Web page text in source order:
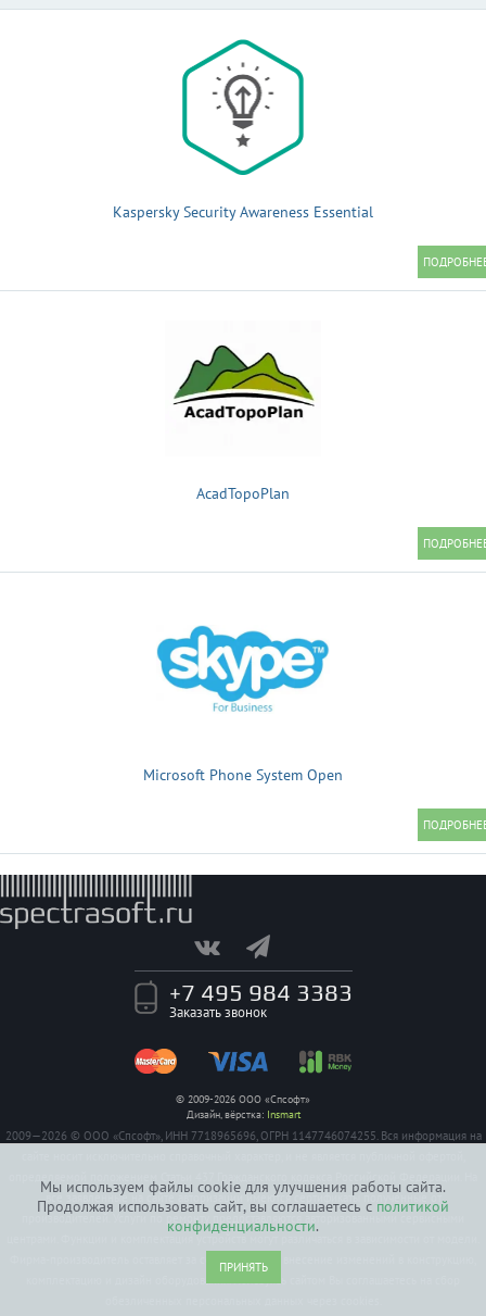
Мы используем файлы cookie для улучшения работы сайта.
Продолжая использовать сайт, вы соглашаетесь с политикой
конфиденциальности.
ПРИНЯТЬ
Kaspersky Security Awareness Essential
AcadTopoPlan
Microsoft Phone System Open
+7 495 984 3383
Заказать звонок
© 2009-2026 ООО «Спсофт»
Дизайн, вёрстка: Insmart
2009—2026 © ООО «Спсофт», ИНН 7718965696, ОГРН 1147746074255. Вся информация на
определяемой положением Статьи 437 Гражданского кодекса Российской Федерации. На
все заявленные на сайте авторизации имеются сертификаты полученные от
производителей. Услуги по ремонту предоставляются авторизованными сервисными
центрами. Функции и комплектация устройств могут различаться в зависимости от модели.
Фирма-производитель оставляет за собой право на внесение изменений в конструкцию,
комплектацию и дизайн оборудования. Пользуясь сайтом Вы соглашаетесь на сбор